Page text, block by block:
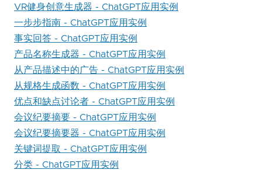
VR健身创意生成器 - ChatGPT应用实例
一步步指南 - ChatGPT应用实例
事实回答 - ChatGPT应用实例
产品名称生成器 - ChatGPT应用实例
从产品描述中的广告 - ChatGPT应用实例
从规格生成函数 - ChatGPT应用实例
优点和缺点讨论者 - ChatGPT应用实例
会议纪要摘要 - ChatGPT应用实例
会议纪要摘要器 - ChatGPT应用实例
关键词提取 - ChatGPT应用实例
分类 - ChatGPT应用实例